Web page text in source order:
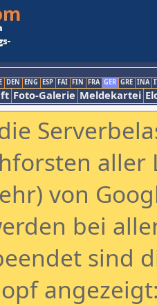
DEN ENG ESP FAI FIN FRA GER GRE INA
Foto-Galerie Meldekartei
aller
von
bei
sind